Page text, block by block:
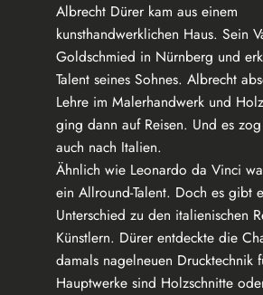
Albrecht Dürer kam aus einem
kunsthandwerklichen Haus. Sein
Goldschmied in Nürnberg und
Talent seines Sohnes. Albrecht
Lehre im Malerhandwerk und
ging dann auf Reisen. Und es
auch nach Italien.
Ähnlich wie Leonardo da Vinci
ein Allround-Talent. Doch es gibt
Unterschied zu den italienischen
Künstlern. Dürer entdeckte die
damals nagelneuen Drucktechnik
Hauptwerke sind Holzschnitte